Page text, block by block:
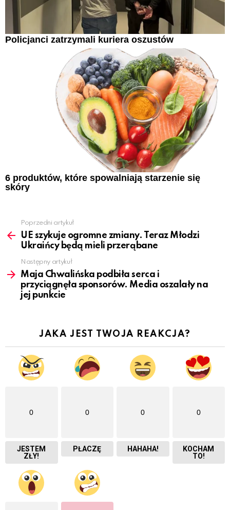
Policjanci zatrzymali kuriera oszustów
6 produktów, które spowalniają starzenie się
skóry
more
Poprzedni artykuł
UE szykuje ogromne zmiany. Teraz Młodzi
Ukraińcy będą mieli przerąbane
Następny artykuł
Maja Chwalińska podbiła serca i
przyciągnęła sponsorów. Media oszalały na
jej punkcie
JAKA JEST TWOJA REAKCJA?
0
JESTEM
ZŁY!
0
PŁACZĘ
0
HAHAHA!
0
KOCHAM
TO!